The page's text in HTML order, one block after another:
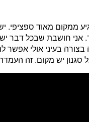
ממקום מאוד ספציפי.
אני חושבת שבכל דבר
בעיני אולי אפשר
סגנון יש מקום. זה